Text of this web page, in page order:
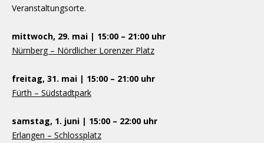
Veranstaltungsorte.
mittwoch, 29. mai | 15:00 – 21:00 uhr
Nürnberg – Nördlicher Lorenzer Platz
freitag, 31. mai | 15:00 – 21:00 uhr
Fürth – Südstadtpark
samstag, 1. juni | 15:00 – 22:00 uhr
Erlangen – Schlossplatz